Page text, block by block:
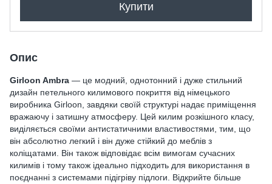
Купити
Опис
Girloon Ambra — це модний, однотонний і дуже стильний
дизайн петельного килимового покриття від німецького
виробника Girloon, завдяки своїй структурі надає приміщення
вражаючу і затишну атмосферу. Цей килим розкішного класу,
виділяється своїми антистатичними властивостями, тим, що
він абсолютно легкий і він дуже стійкий до меблів з
коліщатами. Він також відповідає всім вимогам сучасних
килимів і тому також ідеально підходить для використання в
поєднанні з системами підігріву підлоги. Відкрийте більше